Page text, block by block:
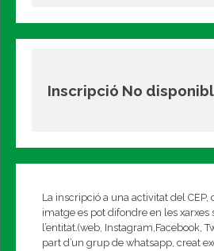
Inscripció No
La inscripció a una activitat del
imatge es pot difondre en les
l’entitat.(web, Instagram,Facebook,
part d’un grup de whatsapp, creat